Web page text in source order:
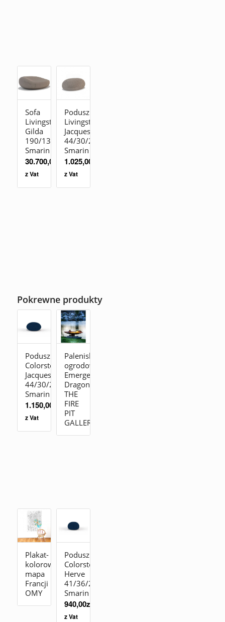
Sofa
Livingstones
Gilda
190/138/70
Smarin
30.700,00
z Vat
Poduszka
Livingstones
Jacques
44/30/25
Smarin
1.025,00
z Vat
Pokrewne produkty
Poduszka
Colorstones
Jacques
44/30/25
Smarin
1.150,00
z Vat
Palenisko
ogrodowe
Emergence
Dragon
THE
FIRE
PIT
GALLERY
Plakat-
kolorowanka
mapa
Francji
OMY
Poduszka
Colorstones
Herve
41/36/23
Smarin
940,00zł
z Vat